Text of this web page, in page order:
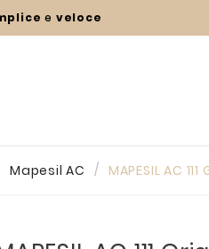
e veloce
Mapesil AC MAPESIL AC